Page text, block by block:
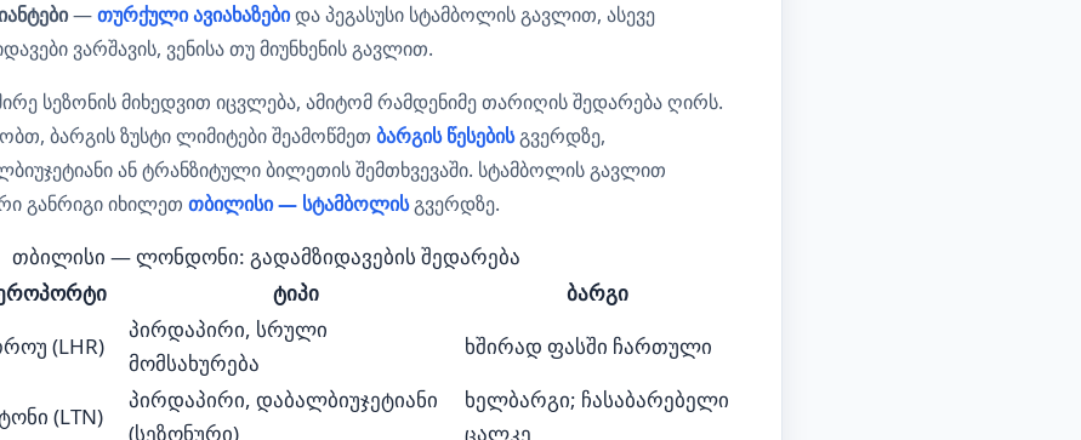
—თურქული ავიახაზებიდა პეგასუსი სტამბოლის გავლით, ასევე
ვარშავის, ვენისა თუ მიუნხენის გავლით.
სეზონის მიხედვით იცვლება, ამიტომ რამდენიმე თარიღის შედარება ღირს.
ბარგის ზუსტი ლიმიტები შეამოწმეთ ბარგის წესებისგვერდზე,
ან ტრანზიტული ბილეთის შემთხვევაში. სტამბოლის გავლით
განრიგი იხილეთ თბილისი — სტამბოლისგვერდზე.
თბილისი — ლონდონი: გადამზიდავების შედარება
ტიპი
ბარგი
(LHR)
პირდაპირი, სრული
მომსახურება
ხშირად ფასში ჩართული
(LTN)
პირდაპირი, დაბალბიუჯეტიანი
(სეზონური)
ხელბარგი; ჩასაბარებელი
ცალკე